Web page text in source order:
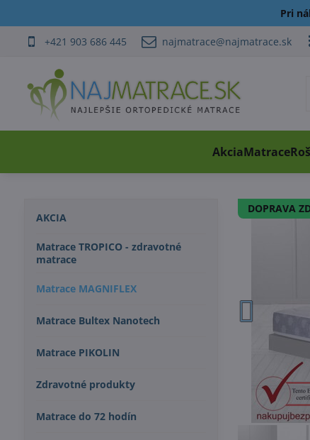
Pri
+421 903 686 445 najmatrace@najmatrace.sk
AkciaMatrace
DOPRAVA
AKCIA
Matrace TROPICO - zdravotné
matrace
Matrace MAGNIFLEX
Matrace Bultex Nanotech
Matrace PIKOLIN
Zdravotné produkty
Matrace do 72 hodín